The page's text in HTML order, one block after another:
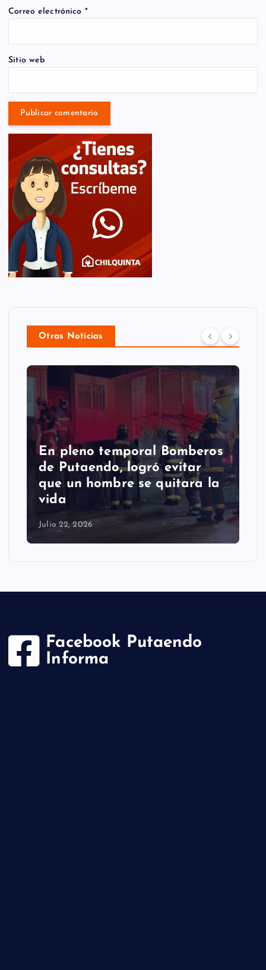
Correo electrónico *
Sitio web
Otras Noticias
En pleno temporal Bomberos
de Putaendo, logró evitar
que un hombre se quitara la
vida
Julio 22, 2026
Facebook Putaendo
Informa